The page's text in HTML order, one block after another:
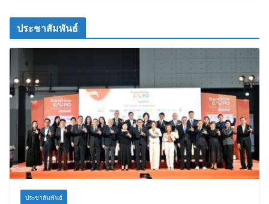
ประชาสัมพันธ์
ประชาสัมพันธ์